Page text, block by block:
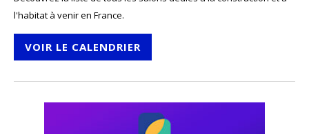
l'habitat à venir en France.
VOIR LE CALENDRIER